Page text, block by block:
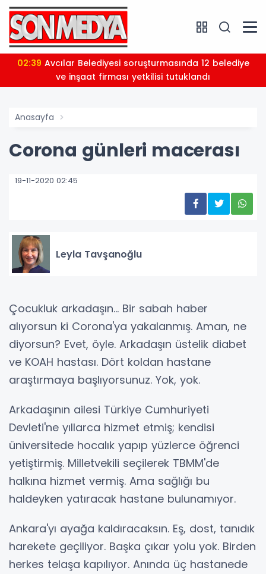
02:39
ve inşaat firması yetkilisi tutuklandı
Anasayfa
Corona günleri macerası
19-11-2020 02:45
Leyla Tavşanoğlu
Çocukluk arkadaşın... Bir sabah haber
alıyorsun ki Corona'ya yakalanmış. Aman, ne
diyorsun? Evet, öyle. Arkadaşın üstelik diabet
ve KOAH hastası. Dört koldan hastane
araştırmaya başlıyorsunuz. Yok, yok.
Arkadaşının ailesi Türkiye Cumhuriyeti
Devleti'ne yıllarca hizmet etmiş; kendisi
üniversitede hocalık yapıp yüzlerce öğrenci
yetiştirmiş. Milletvekili seçilerek TBMM'de
halkına hizmet vermiş. Ama sağlığı bu
haldeyken yatıracak hastane bulunamıyor.
Ankara'yı ayağa kaldıracaksın. Eş, dost, tanıdık
harekete geçiliyor. Başka çıkar yolu yok. Birden
herkes telaşa kapılıyor. Anında üç hastanede